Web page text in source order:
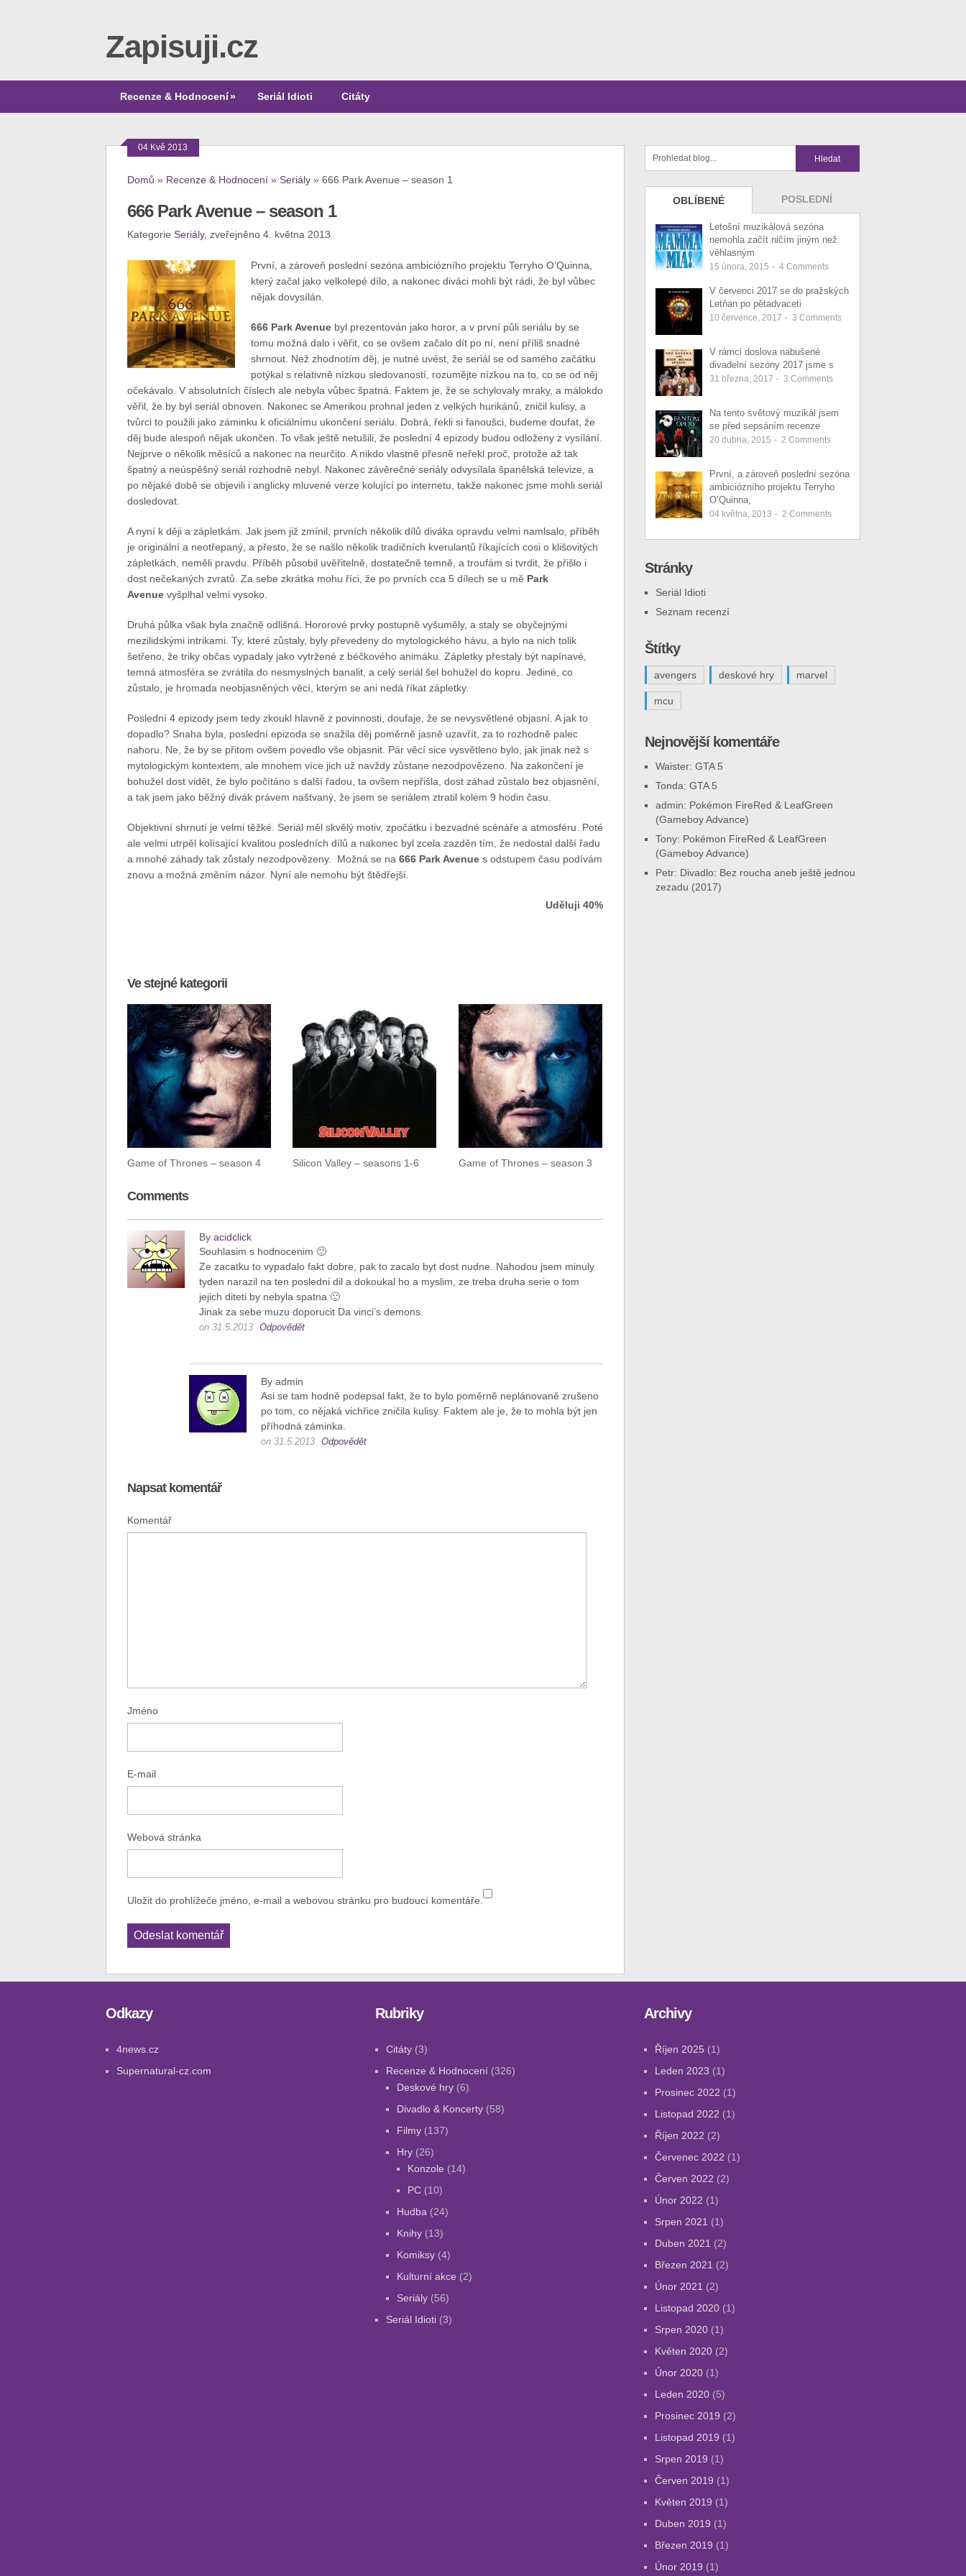
Zapisuji.cz
Recenze & Hodnocení» Seriál Idioti Citáty
04 Kvě 2013
Domů » Recenze & Hodnocení» Seriály» 666 Park Avenue – season 1
666 Park Avenue – season 1
Kategorie Seriály, zveřejněno 4. května 2013
První, a zároveň poslední sezóna ambiciózního projektu Terryho O’Quinna,
který začal jako velkolepé dílo, a nakonec diváci mohli být rádi, že byl vůbec
nějak dovysílán.
666 Park Avenuebyl prezentován jako horor, a v první půli seriálu by se
tomu možná dalo i věřit, co se ovšem začalo dít po ní, není příliš snadné
shrnout. Než zhodnotím děj, je nutné uvést, že seriál se od samého začátku
potýkal s relativně nízkou sledovaností, rozumějte nízkou na to, co se od něj
očekávalo. V absolutních číslech ale nebyla vůbec špatná. Faktem je, že se schylovaly mraky, a málokdo
věřil, že by byl seriál obnoven. Nakonec se Amerikou prohnal jeden z velkých hurikánů, zničil kulisy, a
tvůrci to použili jako záminku k oficiálnímu ukončení seriálu. Dobrá, řekli si fanoušci, budeme doufat, že
děj bude alespoň nějak ukončen. To však ještě netušili, že poslední 4 epizody budou odloženy z vysílání.
Nejprve o několik měsíců a nakonec na neurčito. A nikdo vlastně přesně neřekl proč, protože až tak
špatný a neúspěšný seriál rozhodně nebyl. Nakonec závěrečné seriály odvysílala španělská televize, a
po nějaké době se objevili i anglicky mluvené verze kolující po internetu, takže nakonec jsme mohli seriál
dosledovat.
A nyní k ději a zápletkám. Jak jsem již zmínil, prvních několik dílů diváka opravdu velmi namlsalo, příběh
je originální a neotřepaný, a přesto, že se našlo několik tradičních kverulantů říkajících cosi o klišovitých
zápletkách, neměli pravdu. Příběh působil uvěřitelně, dostatečně temně, a troufám si tvrdit, že přišlo i
dost nečekaných zvratů. Za sebe zkrátka mohu říci, že po prvních cca 5 dílech se u mě Park
Avenue vyšplhal velmi vysoko.
Druhá půlka však byla značně odlišná. Hororové prvky postupně vyšuměly, a staly se obyčejnými
mezilidskými intrikami. Ty, které zůstaly, byly převedeny do mytologického hávu, a bylo na nich tolik
šetřeno, že triky občas vypadaly jako vytržené z béčkového animáku. Zápletky přestaly být napínavé,
temná atmosféra se zvrátila do nesmyslných banalit, a celý seriál šel bohužel do kopru. Jediné, co
zůstalo, je hromada neobjasněných věcí, kterým se ani nedá říkat zápletky.
Poslední 4 epizody jsem tedy zkoukl hlavně z povinnosti, doufaje, že se nevysvětlené objasní. A jak to
dopadlo? Snaha byla, poslední epizoda se snažila děj poměrně jasně uzavřít, za to rozhodně palec
nahoru. Ne, že by se přitom ovšem povedlo vše objasnit. Pár věcí sice vysvětleno bylo, jak jinak než s
mytologickým kontextem, ale mnohem více jich už navždy zůstane nezodpovězeno. Na zakončení je
bohužel dost vidět, že bylo počítáno s další řadou, ta ovšem nepřišla, dost záhad zůstalo bez objasnění,
a tak jsem jako běžný divák právem naštvaný, že jsem se seriálem ztratil kolem 9 hodin času.
Objektivní shrnutí je velmi těžké. Seriál měl skvělý motiv, zpočátku i bezvadné scénáře a atmosféru. Poté
ale velmi utrpěl kolísající kvalitou posledních dílů a nakonec byl zcela zazděn tím, že nedostal další řadu
a mnohé záhady tak zůstaly nezodpovězeny. Možná se na 666 Park Avenues odstupem času podívám
znovu a možná změním názor. Nyní ale nemohu být štědřejší.
Uděluji 40%
Ve stejné kategorii
Game of Thrones – season 4 Silicon Valley – seasons 1-6 Game of Thrones – season 3
Comments
By acidclick
Souhlasim s hodnocenim 🙂
Ze zacatku to vypadalo fakt dobre, pak to zacalo byt dost nudne. Nahodou jsem minuly
tyden narazil na ten posledni dil a dokoukal ho a myslim, ze treba druha serie o tom
jejich diteti by nebyla spatna 🙂
Jinak za sebe muzu doporucit Da vinci’s demons.
on 31.5.2013 Odpovědět
By admin
Asi se tam hodně podepsal fakt, že to bylo poměrně neplánovaně zrušeno
po tom, co nějaká vichřice zničila kulisy. Faktem ale je, že to mohla být jen
příhodná záminka.
on 31.5.2013 Odpovědět
Napsat komentář
Komentář
Jméno
E-mail
Webová stránka
Uložit do prohlížeče jméno, e-mail a webovou stránku pro budoucí komentáře.
OBLÍBENÉ POSLEDNÍ
Letošní muzikálová sezóna
nemohla začít ničím jiným než
věhlasným
15 února, 2015 - 4 Comments
V červenci 2017 se do pražských
Letňan po pětadvaceti
10 července, 2017 - 3 Comments
V rámci doslova nabušené
divadelní sezóny 2017 jsme s
31 března, 2017 - 3 Comments
Na tento světový muzikál jsem
se před sepsáním recenze
20 dubna, 2015 - 2 Comments
První, a zároveň poslední sezóna
ambiciózního projektu Terryho
O’Quinna,
04 května, 2013 - 2 Comments
Stránky
Seriál Idioti
Seznam recenzí
Štítky
avengers deskové hry marvel
mcu
Nejnovější komentáře
Waister: GTA 5
Tonda: GTA 5
admin: Pokémon FireRed & LeafGreen
(Gameboy Advance)
Tony: Pokémon FireRed & LeafGreen
(Gameboy Advance)
Petr: Divadlo: Bez roucha aneb ještě jednou
zezadu (2017)
Odkazy
4news.cz
Supernatural-cz.com
Rubriky
Citáty(3)
Recenze & Hodnocení(326)
Deskové hry(6)
Divadlo & Koncerty(58)
Filmy(137)
Hry(26)
Konzole (14)
PC(10)
Hudba (24)
Knihy(13)
Komiksy(4)
Kulturní akce (2)
Seriály(56)
Seriál Idioti(3)
Archivy
Říjen 2025 (1)
Leden 2023 (1)
Prosinec 2022 (1)
Listopad 2022 (1)
Říjen 2022 (2)
Červenec 2022 (1)
Červen 2022 (2)
Únor 2022 (1)
Srpen 2021 (1)
Duben 2021 (2)
Březen 2021 (2)
Únor 2021 (2)
Listopad 2020 (1)
Srpen 2020 (1)
Květen 2020 (2)
Únor 2020 (1)
Leden 2020 (5)
Prosinec 2019 (2)
Listopad 2019 (1)
Srpen 2019 (1)
Červen 2019 (1)
Květen 2019 (1)
Duben 2019 (1)
Březen 2019 (1)
Únor 2019 (1)